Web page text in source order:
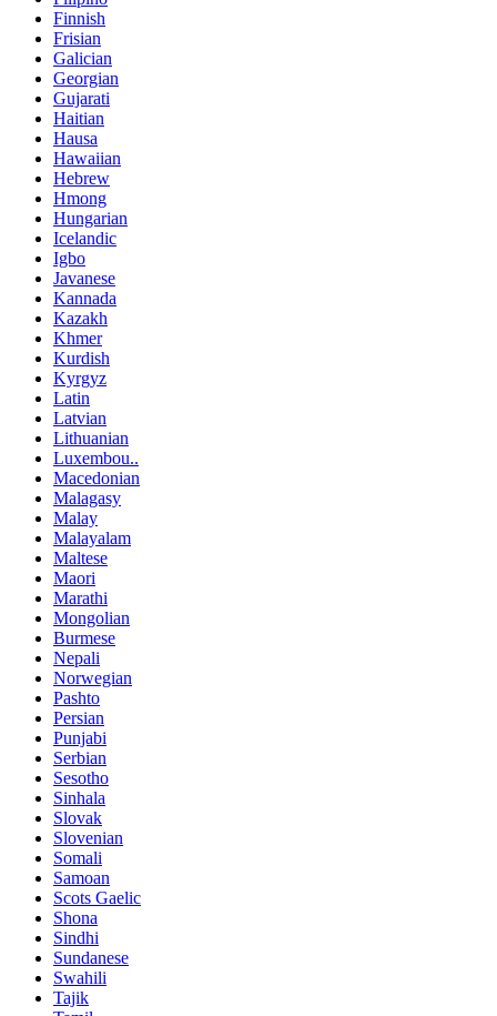
Finnish
Frisian
Galician
Georgian
Gujarati
Haitian
Hausa
Hawaiian
Hebrew
Hmong
Hungarian
Icelandic
Igbo
Javanese
Kannada
Kazakh
Khmer
Kurdish
Kyrgyz
Latin
Latvian
Lithuanian
Luxembou..
Macedonian
Malagasy
Malay
Malayalam
Maltese
Maori
Marathi
Mongolian
Burmese
Nepali
Norwegian
Pashto
Persian
Punjabi
Serbian
Sesotho
Sinhala
Slovak
Slovenian
Somali
Samoan
Scots Gaelic
Shona
Sindhi
Sundanese
Swahili
Tajik